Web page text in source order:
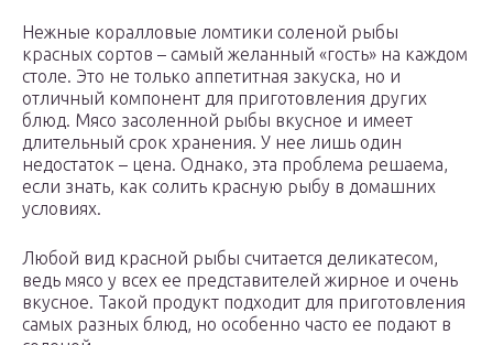
Нежные коралловые ломтики соленой рыбы
красных сортов – самый желанный «гость» на каждом
столе. Это не только аппетитная закуска, но и
отличный компонент для приготовления других
блюд. Мясо засоленной рыбы вкусное и имеет
длительный срок хранения. У нее лишь один
недостаток – цена. Однако, эта проблема решаема,
если знать, как солить красную рыбу в домашних
условиях.
Любой вид красной рыбы считается деликатесом,
ведь мясо у всех ее представителей жирное и очень
вкусное. Такой продукт подходит для приготовления
самых разных блюд, но особенно часто ее подают в